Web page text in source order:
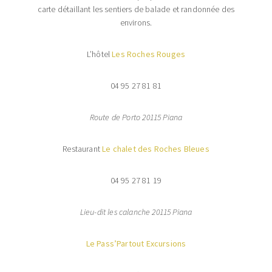
carte détaillant les sentiers de balade et randonnée des
environs.
L’hôtelLes Roches Rouges
04 95 27 81 81
Route de Porto 20115 Piana
RestaurantLe chalet des Roches Bleues
04 95 27 81 19
Lieu-dit les calanche 20115 Piana
Le Pass’Partout Excursions